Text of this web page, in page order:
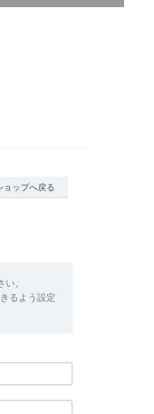
ョップへ戻る
。
るよう設定